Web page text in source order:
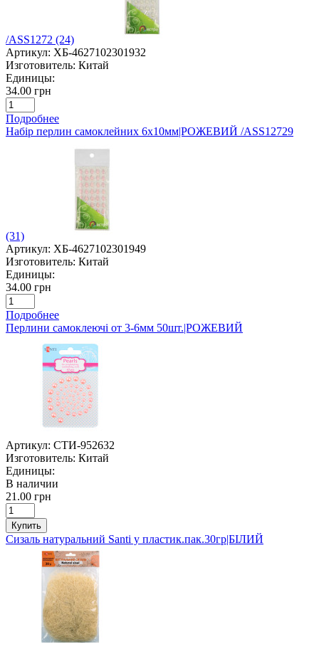
/ASS1272 (24)
Артикул: ХБ-4627102301932
Изготовитель: Китай
Единицы:
34.00 грн
Подробнее
Набір перлин самоклейних 6х10мм|РОЖЕВИЙ /ASS12729
(31)
Артикул: ХБ-4627102301949
Изготовитель: Китай
Единицы:
34.00 грн
Подробнее
Перлини самоклеючі от 3-6мм 50шт.|РОЖЕВИЙ
Артикул: СТИ-952632
Изготовитель: Китай
Единицы:
В наличии
21.00 грн
Купить
Сизаль натуральний Santi у пластик.пак.30гр|БІЛИЙ